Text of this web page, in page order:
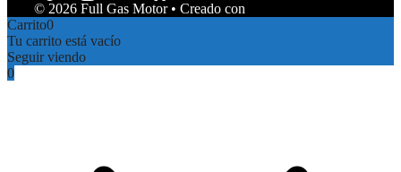
© 2026 Full Gas Motor• Creado con
Carrito0
Tu carrito está vacío
Seguir viendo
0